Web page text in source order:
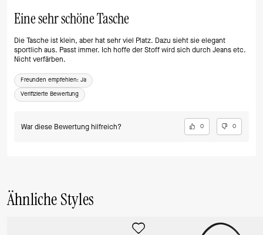
Eine sehr schöne Tasche
Die Tasche ist klein, aber hat sehr viel Platz. Dazu sieht sie elegant
sportlich aus. Passt immer. Ich hoffe der Stoff wird sich durch Jeans etc.
Nicht verfärben.
Freunden empfehlen: Ja
Verifizierte Bewertung
War diese Bewertung hilfreich? 0 0
Ähnliche Styles